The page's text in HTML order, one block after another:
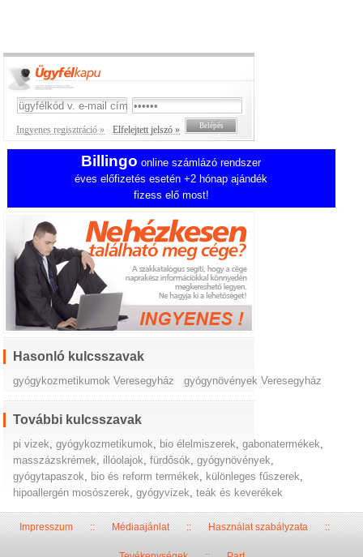
Ingyenes regisztráció » Elfelejtett jelszó »
Billingo online számlázó rendszer
éves előfizetés esetén +2 hónap ajándék
fizess elő most!
Hasonló kulcsszavak
gyógykozmetikumok Veresegyház gyógynövények Veresegyház
További kulcsszavak
pi vizek ,gyógykozmetikumok bio élelmiszerek ,gabonatermékek
masszázskrémek
illóolajok ,fürdősók ,gyógynövények
gyógytapaszok
bio és reform termékek különleges fűszerek
hipoallergén mosószerek ,gyógyvizek ,teák és keverékek
Impresszum::Médiaajánlat::Használat szabályzata::